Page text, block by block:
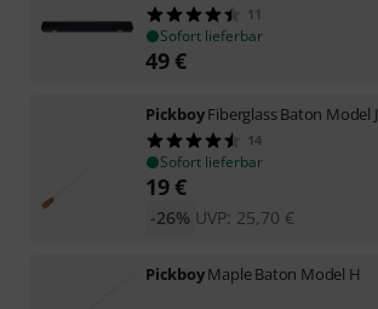
11
Sofort lieferbar
49€
PickboyFiberglass Baton Model J
14
Sofort lieferbar
19€
UVP: 25,70 €
-26%
PickboyMaple Baton Model H